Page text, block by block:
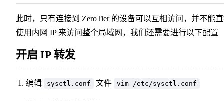
此时，只有连接到 ZeroTier 的设备可以互相访问，并不能
使用内网 IP 来访问整个局域网，我们还需要进行以下配置
开启 IP 转发
编辑 sysctl.conf 文件 vim /etc/sysctl.conf